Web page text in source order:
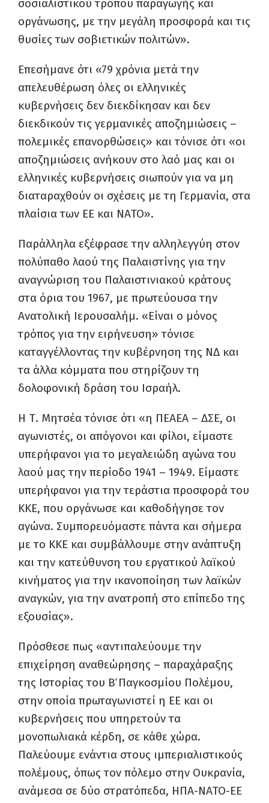
σοσιαλιστικού τρόπου παραγωγής και
οργάνωσης, με την μεγάλη προσφορά και τις
θυσίες των σοβιετικών πολιτών».
Επεσήμανε ότι «79 χρόνια μετά την
απελευθέρωση όλες οι ελληνικές
κυβερνήσεις δεν διεκδίκησαν και δεν
διεκδικούν τις γερμανικές αποζημιώσεις –
πολεμικές επανορθώσεις» και τόνισε ότι «οι
αποζημιώσεις ανήκουν στο λαό μας και οι
ελληνικές κυβερνήσεις σιωπούν για να μη
διαταραχθούν οι σχέσεις με τη Γερμανία, στα
πλαίσια των ΕΕ και ΝΑΤΟ».
Παράλληλα εξέφρασε την αλληλεγγύη στον
πολύπαθο λαού της Παλαιστίνης για την
αναγνώριση του Παλαιστινιακού κράτους
στα όρια του 1967, με πρωτεύουσα την
Ανατολική Ιερουσαλήμ. «Είναι ο μόνος
τρόπος για την ειρήνευση» τόνισε
καταγγέλλοντας την κυβέρνηση της ΝΔ και
τα άλλα κόμματα που στηρίζουν τη
δολοφονική δράση του Ισραήλ.
Η Τ. Μητσέα τόνισε ότι «η ΠΕΑΕΑ – ΔΣΕ, οι
αγωνιστές, οι απόγονοι και φίλοι, είμαστε
υπερήφανοι για το μεγαλειώδη αγώνα του
λαού μας την περίοδο 1941 – 1949. Είμαστε
υπερήφανοι για την τεράστια προσφορά του
ΚΚΕ, που οργάνωσε και καθοδήγησε τον
αγώνα. Συμπορευόμαστε πάντα και σήμερα
με το ΚΚΕ και συμβάλλουμε στην ανάπτυξη
και την κατεύθυνση του εργατικού λαϊκού
κινήματος για την ικανοποίηση των λαϊκών
αναγκών, για την ανατροπή στο επίπεδο της
εξουσίας».
Πρόσθεσε πως «αντιπαλεύουμε την
επιχείρηση αναθεώρησης – παραχάραξης
της Ιστορίας του Β΄ Παγκοσμίου Πολέμου,
στην οποία πρωταγωνιστεί η ΕΕ και οι
κυβερνήσεις που υπηρετούν τα
μονοπωλιακά κέρδη, σε κάθε χώρα.
Παλεύουμε ενάντια στους ιμπεριαλιστικούς
πολέμους, όπως τον πόλεμο στην Ουκρανία,
ανάμεσα σε δύο στρατόπεδα, ΗΠΑ-ΝΑΤΟ-ΕΕ